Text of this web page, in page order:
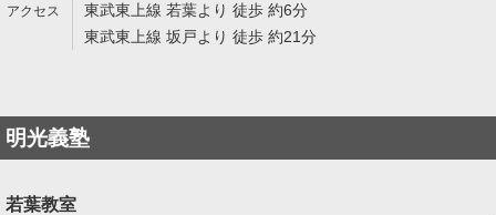
東武東上線 若葉より 徒歩 約6分
東武東上線 坂戸より 徒歩 約21分
明光義塾
若葉教室